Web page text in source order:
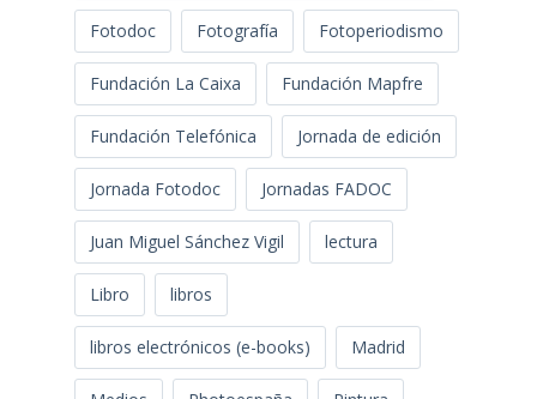
Fotodoc Fotografía Fotoperiodismo
Fundación La Caixa Fundación Mapfre
Fundación Telefónica Jornada de edición
Jornada Fotodoc Jornadas FADOC
Juan Miguel Sánchez Vigil lectura
Libro libros
libros electrónicos (e-books) Madrid